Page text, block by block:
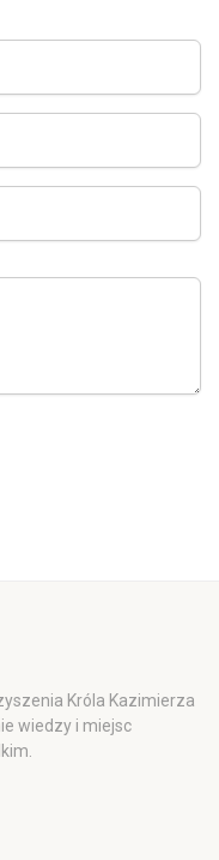
Króla Kazimierza
wiedzy i miejsc